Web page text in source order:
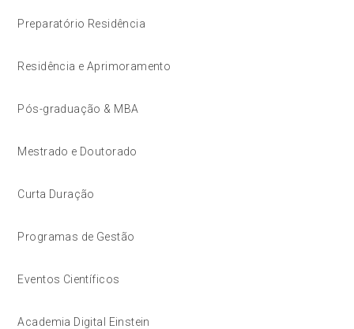
Preparatório Residência
Residência e Aprimoramento
Pós-graduação & MBA
Mestrado e Doutorado
Curta Duração
Programas de Gestão
Eventos Científicos
Academia Digital Einstein